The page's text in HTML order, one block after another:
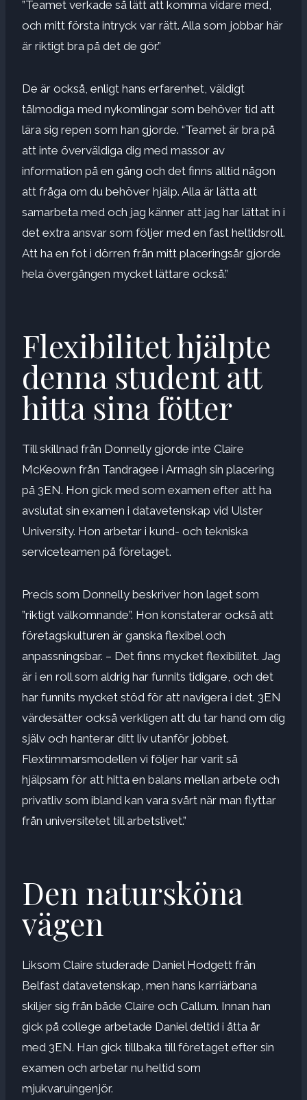
”Teamet verkade så lätt att komma vidare med,
och mitt första intryck var rätt. Alla som jobbar här
är riktigt bra på det de gör.”
De är också, enligt hans erfarenhet, väldigt
tålmodiga med nykomlingar som behöver tid att
lära sig repen som han gjorde. “Teamet är bra på
att inte överväldiga dig med massor av
information på en gång och det finns alltid någon
att fråga om du behöver hjälp. Alla är lätta att
samarbeta med och jag känner att jag har lättat in i
det extra ansvar som följer med en fast heltidsroll.
Att ha en fot i dörren från mitt placeringsår gjorde
hela övergången mycket lättare också.”
Flexibilitet hjälpte
denna student att
hitta sina fötter
Till skillnad från Donnelly gjorde inte Claire
McKeown från Tandragee i Armagh sin placering
på 3EN. Hon gick med som examen efter att ha
avslutat sin examen i datavetenskap vid Ulster
University. Hon arbetar i kund- och tekniska
serviceteamen på företaget.
Precis som Donnelly beskriver hon laget som
”riktigt välkomnande”. Hon konstaterar också att
företagskulturen är ganska flexibel och
anpassningsbar. – Det finns mycket flexibilitet. Jag
är i en roll som aldrig har funnits tidigare, och det
har funnits mycket stöd för att navigera i det. 3EN
värdesätter också verkligen att du tar hand om dig
själv och hanterar ditt liv utanför jobbet.
Flextimmarsmodellen vi följer har varit så
hjälpsam för att hitta en balans mellan arbete och
privatliv som ibland kan vara svårt när man flyttar
från universitetet till arbetslivet.”
Den natursköna
vägen
Liksom Claire studerade Daniel Hodgett från
Belfast datavetenskap, men hans karriärbana
skiljer sig från både Claire och Callum. Innan han
gick på college arbetade Daniel deltid i åtta år
med 3EN. Han gick tillbaka till företaget efter sin
examen och arbetar nu heltid som
mjukvaruingenjör.